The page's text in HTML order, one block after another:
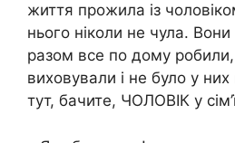
життя прожила із
нього ніколи не чула.
разом все по дому
виховували і не було у них
тут, бачите, ЧОЛОВІК у